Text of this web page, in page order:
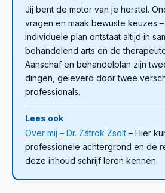
Jij bent de motor van je herstel.
vragen en maak bewuste keuzes
individuele plan ontstaat altijd in
behandelend arts en de
Aanschaf en behandelplan zijn
dingen, geleverd door twee
professionals.
Lees ook
Over mij – Dr. Zátrok Zsolt – Hier
professionele achtergrond en de
deze inhoud schrijf leren kennen.